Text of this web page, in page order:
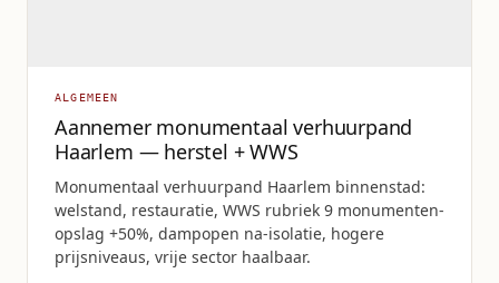
ALGEMEEN
Aannemer monumentaal verhuurpand
Haarlem — herstel + WWS
Monumentaal verhuurpand Haarlem binnenstad:
welstand, restauratie, WWS rubriek 9 monumenten-
opslag +50%, dampopen na-isolatie, hogere
prijsniveaus, vrije sector haalbaar.